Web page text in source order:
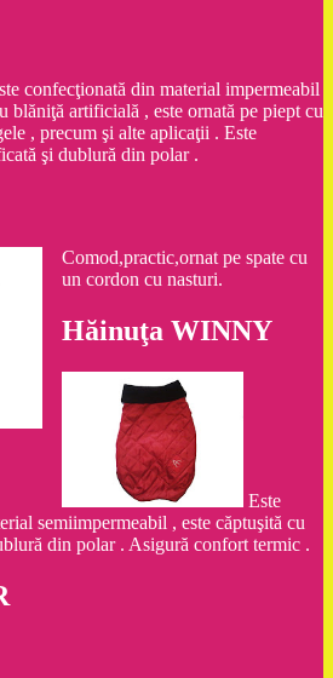
confecţionată din material impermeabil
blăniţă artificială , este ornată pe piept cu
, precum şi alte aplicaţii . Este
şi dublură din polar .
Comod,practic,ornat pe spate cu
un cordon cu nasturi.
Hăinuţa WINNY
Este
semiimpermeabil , este căptuşită cu
din polar . Asigură confort termic .